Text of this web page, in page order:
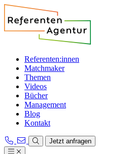
Referenten:innen
Matchmaker
Themen
Videos
Bücher
Management
Blog
Kontakt
Jetzt anfragen